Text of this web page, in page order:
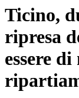
Ticino,
ripresa
essere